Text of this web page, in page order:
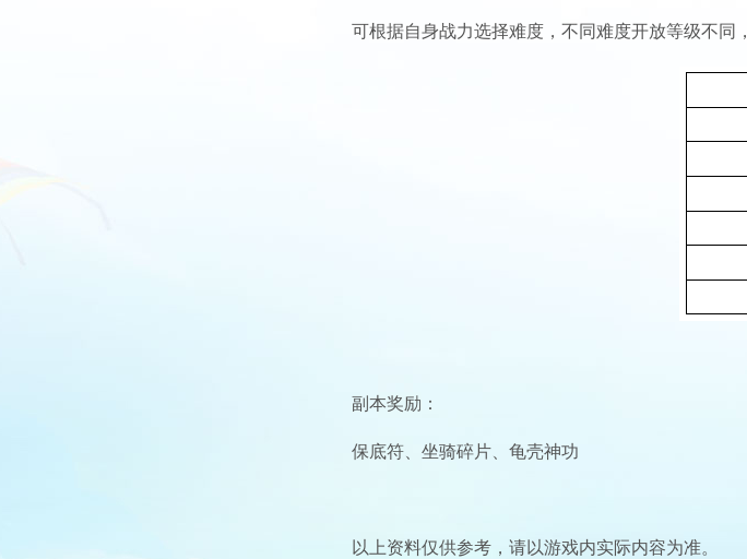
可根据自身战力选择难度，不同难度开放等级不同
副本奖励：
保底符、坐骑碎片、龟壳神功
以上资料仅供参考，请以游戏内实际内容为准。